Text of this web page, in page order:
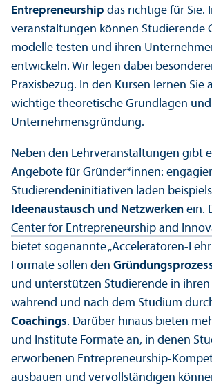
Entrepreneur­ship das richtige für Sie.
veranstaltungen können Studierende
modelle testen und ihren
entwickeln. Wir legen dabei
Praxisbezug. In den Kursen lernen Sie
wichtige theoretische Grundlagen und
Unter­nehmens­gründung.
Neben den Lehr­veranstaltungen gibt
Angebote für Gründer*innen:
Studierenden­initiativen laden
Ideenaustausch und Netzwerken ein.
Center for Entrepreneur­ship and
bietet sogenannte „Acceleratoren-
Formate sollen den
und unter­stützen Studierende in
während und nach dem Studium
Coachings. Darüber hinaus bieten
und Institute Formate an, in denen
erworbenen Entrepreneur­ship-
ausbauen und vervollständigen